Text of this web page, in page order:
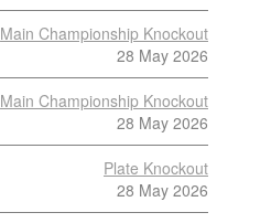
Main Championship Knockout
28 May 2026
Main Championship Knockout
28 May 2026
Plate Knockout
28 May 2026